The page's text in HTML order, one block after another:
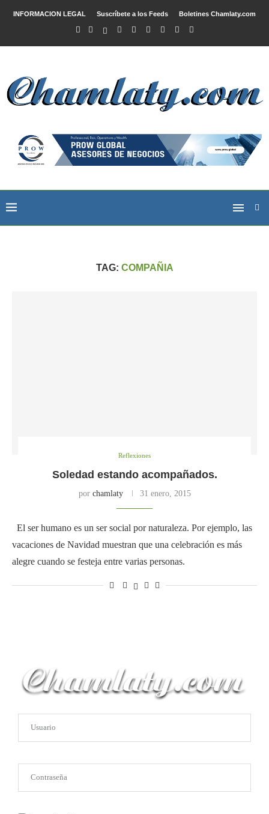
INFORMACION LEGAL Suscríbete a los Feeds Boletines Chamlaty.com
TAG: COMPAÑIA
Reflexiones
Soledad estando acompañados.
por chamlaty 31 enero, 2015
El ser humano es un ser social por naturaleza. Por ejemplo, las
vacaciones de Navidad muestran que una celebración es más
alegre cuando se festeja entre varias personas.